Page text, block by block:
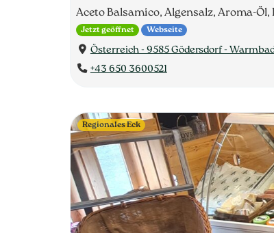
Aceto Balsamico, Algensalz, Aroma-
Jetzt geöffnet Webseite
Österreich - 9585 Gödersdorf -
+43 650 3600521
Regionales Eck